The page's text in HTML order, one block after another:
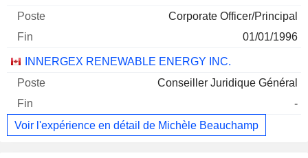
Corporate Officer/Principal
01/01/1996
INNERGEX RENEWABLE ENERGY INC.
Conseiller Juridique Général
-
Voir l'expérience en détail de Michèle Beauchamp